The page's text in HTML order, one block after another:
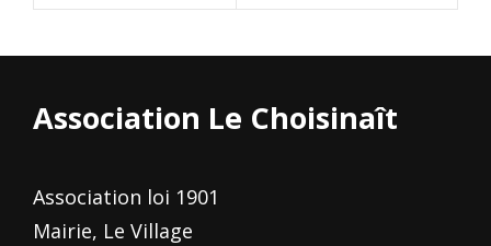
Association Le Choisinaît
Association loi 1901
Mairie, Le Village